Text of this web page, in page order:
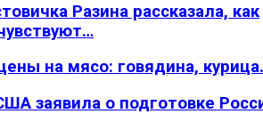
Разина рассказала, как
на мясо: говядина,
заявила о подготовке